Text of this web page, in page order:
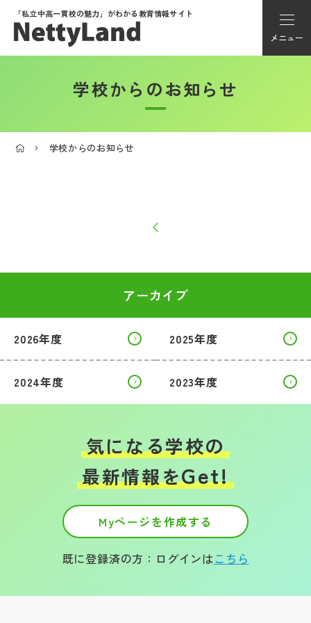
「私立中高一貫校の魅力」がわかる教育情報サイト
メニュー
アカウント登録
帰国生受験情報
説明会・イベント情報
学校からのお知らせ
学校HP最新情報
NettyLandかわら版
学校からのお知らせ
学校からのお知らせ
アーカイブ
2026年度 2025年度
2024年度 2023年度
気になる学校の
最新情報をGet!
Myページを作成する
既に登録済の方：ログインはこちら